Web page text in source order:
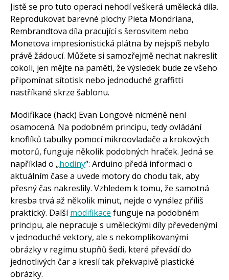
Jistě se pro tuto operaci nehodí veškerá umělecká díla.
Reprodukovat barevné plochy Pieta Mondriana,
Rembrandtova díla pracující s šerosvitem nebo
Monetova impresionistická plátna by nejspíš nebylo
právě žádoucí. Můžete si samozřejmě nechat nakreslit
cokoli, jen mějte na paměti, že výsledek bude ze všeho
připomínat sítotisk nebo jednoduché graffitti
nastříkané skrze šablonu.
Modifikace (hack) Evan Longové nicméně není
osamocená. Na podobném principu, tedy ovládání
knoflíků tabulky pomocí mikroovladače a krokových
motorů, funguje několik podobných hraček. Jedná se
například o „hodiny“: Arduino předá informaci o
aktuálním čase a uvede motory do chodu tak, aby
přesný čas nakreslily. Vzhledem k tomu, že samotná
kresba trvá až několik minut, nejde o vynález příliš
praktický. Dalšímodifikace funguje na podobném
principu, ale nepracuje s uměleckými díly převedenými
v jednoduché vektory, ale s nekomplikovanými
obrázky v regimu stupňů šedi, které převádí do
jednotlivých čar a kreslí tak překvapivě plastické
obrázky.